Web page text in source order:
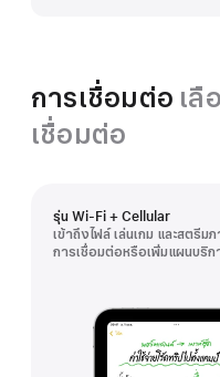
การเชื่อมต่อ เ
เชื่อมต่อ
รุ่น Wi-Fi + Cellular
เข้าถึงไฟล์ เล่นเกม และสตรี
การเชื่อมต่อหรือเพิ่มแผนบริ